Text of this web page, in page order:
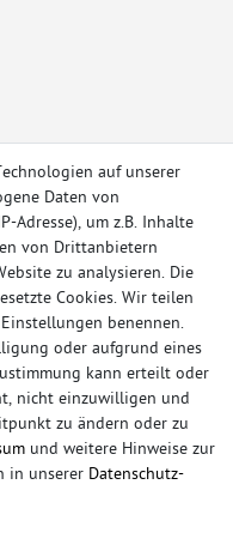
- Alle Rechte vorbehalten.
zzgl. Versandkosten
Komplettanlagen,
Fächerkrümmer,
Auspuffzubehör.
auf unserer
Daten von
Adresse), um z.B. Inhalte
von Drittanbietern
zu analysieren. Die
Cookies. Wir teilen
benennen.
oder aufgrund eines
kann erteilt oder
nicht einzuwilligen und
zu ändern oder zu
und weitere Hinweise zur
in unserer Daten­schutz­